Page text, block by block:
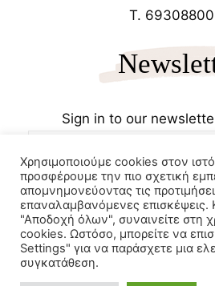
T.
Sign in to our
Copyrights 2025
Χρησιμοποιούμε cookies στον
προσφέρουμε την πιο σχετική
απομνημονεύοντας τις
επαναλαμβανόμενες επισκέψεις.
"Αποδοχή όλων", συναινείτε στη
cookies. Ωστόσο, μπορείτε να
Settings" για να παράσχετε μια
συγκατάθεση.